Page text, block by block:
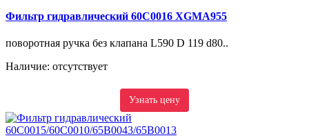
Фильтр гидравлический 60C0016 XGMA955
поворотная ручка без клапана L590 D 119 d80..
Наличие: отсутствует
Узнать цену